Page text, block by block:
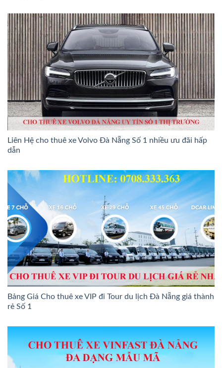
Liên Hệ cho thuê xe Volvo Đà Nẵng Số 1 nhiều ưu đãi hấp
dẫn
Bảng Giá Cho thuê xe VIP đi Tour du lịch Đà Nẵng giá thành
rẻ Số 1